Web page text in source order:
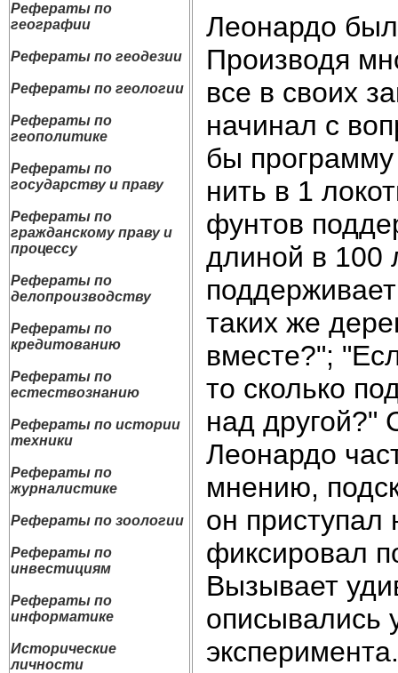
Рефераты по
географии
Рефераты по геодезии
Рефераты по геологии
Рефераты по
геополитике
Рефераты по
государству и праву
Рефераты по
гражданскому праву и
процессу
Рефераты по
делопроизводству
Рефераты по
кредитованию
Рефераты по
естествознанию
Рефераты по истории
техники
Рефераты по
журналистике
Рефераты по зоологии
Рефераты по
инвестициям
Рефераты по
информатике
Исторические
личности
Леонардо
Производя
все в своих
начинал с
бы
нить в 1
фунтов
длиной в 100
таких же
вместе?";
то сколько
над другой?"
Леонардо
мнению,
он приступал
фиксировал
Вызывает
описывались
эксперимента.